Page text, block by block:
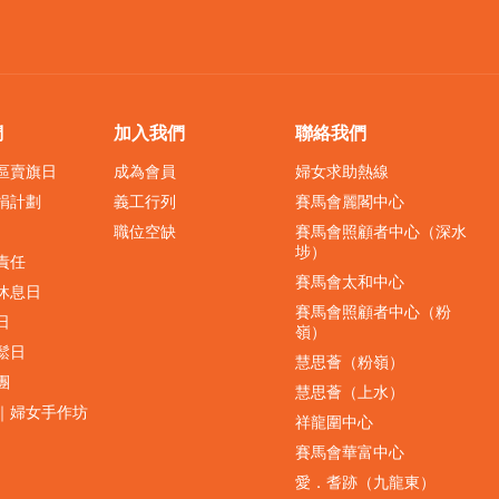
賣旗日
計劃
任
息日
日
婦女手作坊
加入我們
成為會員
義工行列
職位空缺
聯絡我們
婦女求助熱線
賽馬會麗閣中心
賽馬會照顧者中心（深水
埗）
賽馬會太和中心
賽馬會照顧者中心（粉
嶺）
慧思薈（粉嶺）
慧思薈（上水）
祥龍圍中心
賽馬會華富中心
愛．耆跡（九龍東）